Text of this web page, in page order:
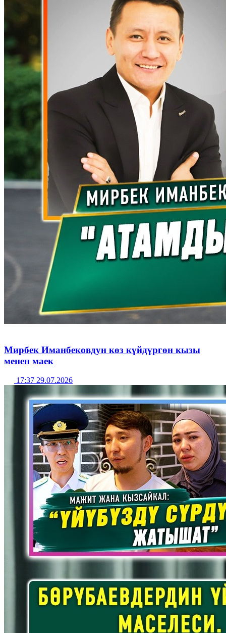
Мирбек Иманбековдун көз күйдүргөн кызы
менен маек
17:37 29.07.2026